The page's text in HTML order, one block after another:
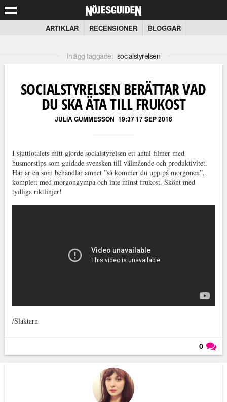
ARTIKLAR RECENSIONER BLOGGAR
Inlägg taggade: socialstyrelsen
SOCIALSTYRELSEN BERÄTTAR VAD
DU SKA ÄTA TILL FRUKOST
JULIA GUMMESSON 19:37 17 SEP 2016
I sjuttiotalets mitt gjorde socialstyrelsen ett antal filmer med
husmorstips som guidade svensken till välmående och produktivitet.
Här är en som behandlar ämnet ”så kommer du upp på morgonen”,
komplett med morgongympa och inte minst frukost. Skönt med
tydliga riktlinjer!
/Slaktarn
0